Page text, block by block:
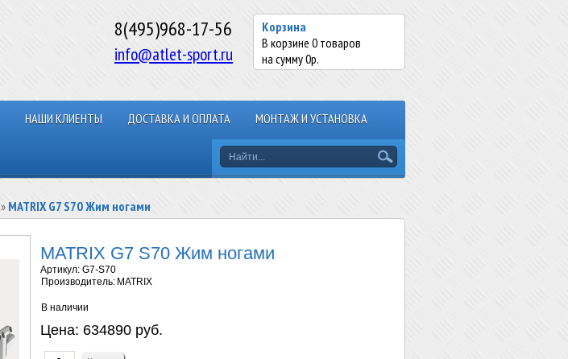
Корзина
В корзине 0 товаров
на сумму0р.
8(495)968-17-56
info@atlet-sport.ru
НАШИ КЛИЕНТЫ ДОСТАВКА И ОПЛАТА МОНТАЖ И УСТАНОВКА
» MATRIX G7 S70 Жим ногами
MATRIX G7 S70 Жим ногами
Артикул: G7-S70
Производитель: MATRIX
В наличии
Цена: 634890 руб.